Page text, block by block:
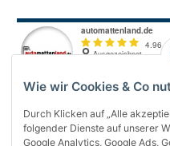
Wie wir Cookies & Co
Durch Klicken auf „Alle
folgender Dienste auf unserer
Google Analytics, Google Ads,
Über uns